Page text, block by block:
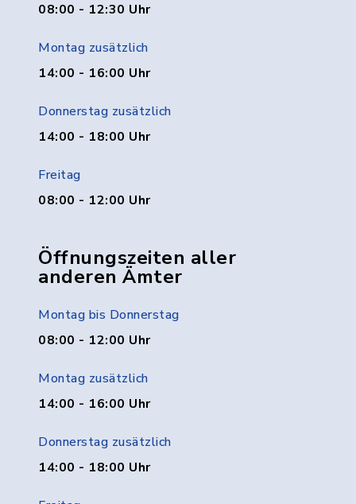
08:00 - 12:30 Uhr
Montag zusätzlich
14:00 - 16:00 Uhr
Donnerstag zusätzlich
14:00 - 18:00 Uhr
Freitag
08:00 - 12:00 Uhr
Öffnungszeiten aller
anderen Ämter
Montag bis Donnerstag
08:00 - 12:00 Uhr
Montag zusätzlich
14:00 - 16:00 Uhr
Donnerstag zusätzlich
14:00 - 18:00 Uhr